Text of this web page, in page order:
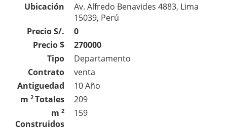
Ubicación
Av. Alfredo Benavides 4883, Lima
15039, Perú
Precio S/.
0
Precio $
270000
Tipo
Departamento
Contrato
venta
Antiguedad
10 Año
m 2 Totales
209
m 2
Construidos
159